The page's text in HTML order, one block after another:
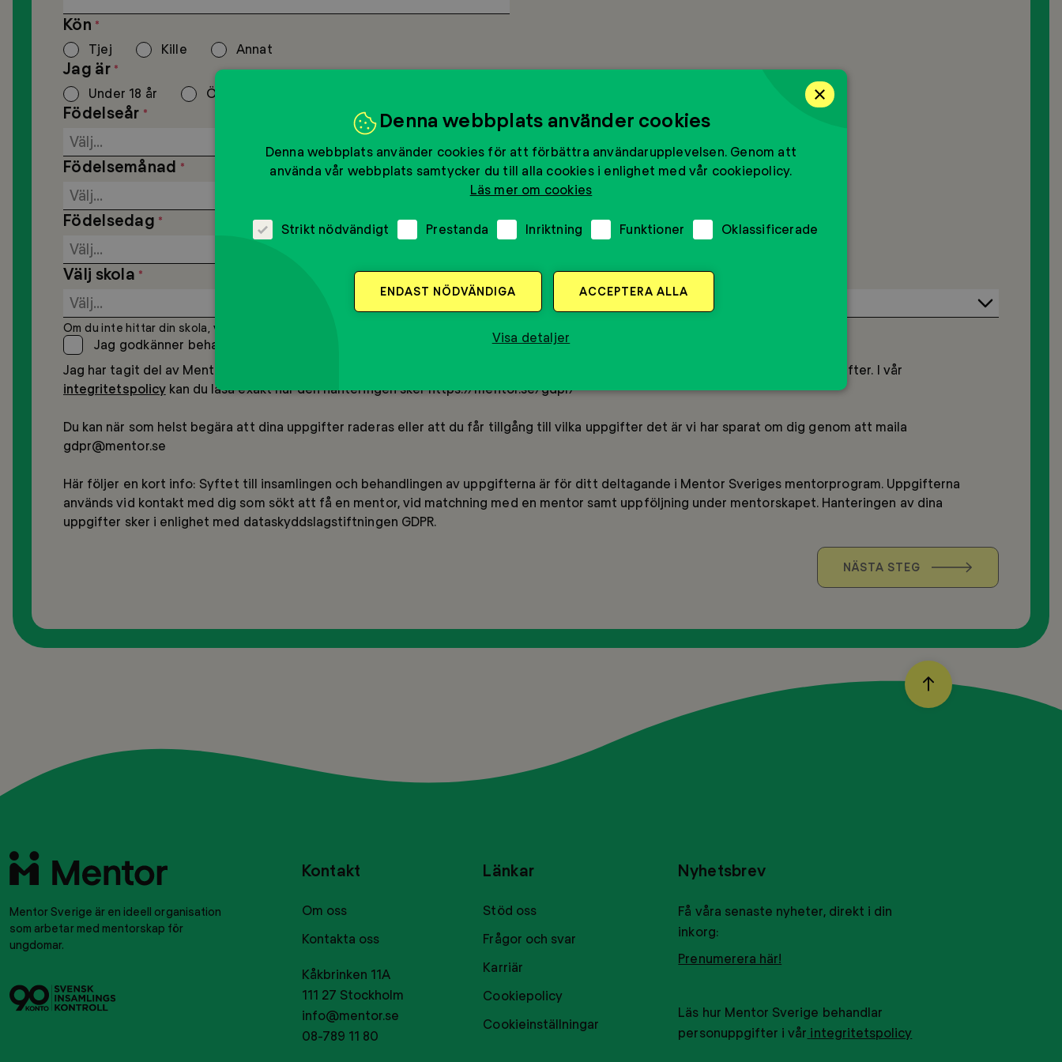
Kön *
Tjej
Kille Annat
Jag är *
Under 18 år
Över 18 år
Födelseår *
Födelsemånad *
Födelsedag *
Välj skola *
Om du inte hittar din skola, välj "Annan skola" i listan. Därefter kan du ange namnet på skolan i fältet nedan
Jag godkänner behandlingen av mina personuppgifter
integritetspolicy kan du läsa exakt hur den hanteringen sker https://mentor.se/gdpr/
Du kan när som helst begära att dina uppgifter raderas eller att du får tillgång till vilka uppgifter det är vi har sparat om dig genom att maila
gdpr@mentor.se
Här följer en kort info: Syftet till insamlingen och behandlingen av uppgifterna är för ditt deltagande i Mentor Sveriges mentorprogram. Uppgifterna
används vid kontakt med dig som sökt att få en mentor, vid matchning med en mentor samt uppföljning under mentorskapet. Hanteringen av dina
uppgifter sker i enlighet med dataskyddslagstiftningen GDPR.
NÄSTA STEG
BACK
TOP
startsidan
Mentor Sverige är en ideell organisation
som arbetar med mentorskap för
ungdomar.
Svensk
insamlingskontroll
Kontakt
Om oss
Kontakta oss
Kåkbrinken 11A
111 27 Stockholm
info@mentor.se
08-789 11 80
Länkar
Stöd oss
Frågor och svar
Karriär
Cookiepolicy
Cookieinställningar
Nyhetsbrev
Få våra senaste nyheter, direkt i din
inkorg:
Prenumerera här!
Läs hur Mentor Sverige behandlar
personuppgifter i vår integritetspolicy
×
Denna webbplats använder cookies
Denna webbplats använder cookies för att förbättra användarupplevelsen. Genom att
använda vår webbplats samtycker du till alla cookies i enlighet med vår cookiepolicy.
Läs mer om cookies
Strikt nödvändigt Prestanda Inriktning Funktioner Oklassificerade
ACCEPTERA ALLA
ENDAST NÖDVÄNDIGA
Visa detaljer